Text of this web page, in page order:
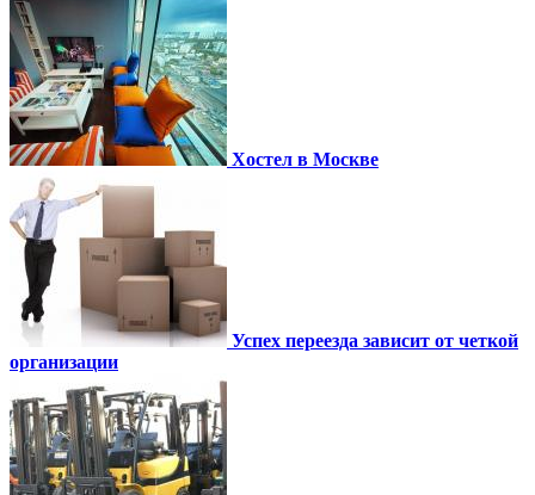
Хостел в Москве
Успех переезда зависит от четкой
организации